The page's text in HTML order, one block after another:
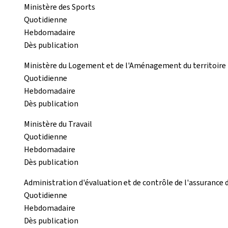
Ministère des Sports
Quotidienne
Hebdomadaire
Dès publication
Ministère du Logement et de l'Aménagement du territoire
Quotidienne
Hebdomadaire
Dès publication
Ministère du Travail
Quotidienne
Hebdomadaire
Dès publication
Administration d'évaluation et de contrôle de l'assurance
Quotidienne
Hebdomadaire
Dès publication